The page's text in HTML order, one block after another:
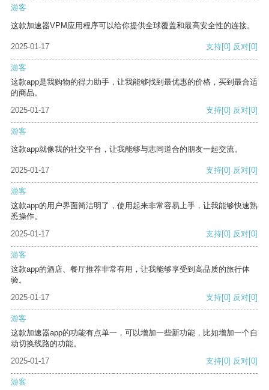
游客
这款加速器VPM应用程序可以给你提供全球覆盖和最高安全性的连接。
2025-01-17 支持[0] 反对[0]
游客
这款app是我购物的得力助手，让我能够找到最优惠的价格，买到最合适
的商品。
2025-01-17
支持[0] 反对[0]
游客
这款app就像我的社交平台，让我能够与志同道合的朋友一起交流。
2025-01-17 支持[0] 反对[0]
游客
这款app的用户界面简洁明了，使用起来非常容易上手，让我能够快速熟
悉操作。
2025-01-17
支持[0] 反对[0]
游客
这款app的酒店、餐厅推荐非常有用，让我能够享受到高品质的旅行体
验。
2025-01-17
支持[0] 反对[0]
游客
这款加速器app的功能有点单一，可以增加一些新功能，比如增加一个自
动切换线路的功能。
2025-01-17
支持[0] 反对[0]
游客